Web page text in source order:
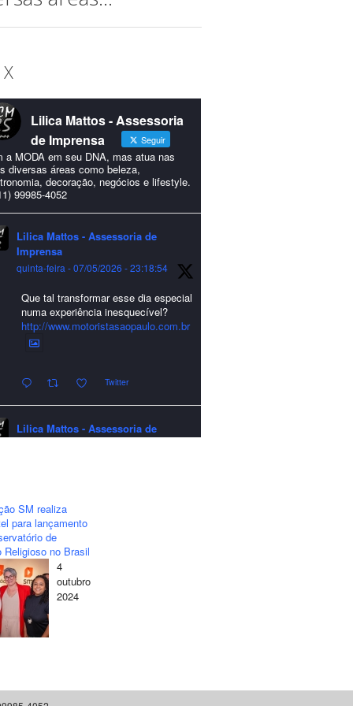
Lilica Mattos - Assessoria
de Imprensa
Seguir
a MODA em seu DNA, mas atua nas
diversas áreas como beleza,
decoração, negócios e lifestyle.
99985-4052
Lilica Mattos - Assessoria de
Imprensa
quinta-feira - 07/05/2026 - 23:18:54
Que tal transformar esse dia especial
numa experiência inesquecível?
http://www.motoristasaopaulo.com.br
Twitter
Lilica Mattos - Assessoria de
excelente Natal e um 2026 repleto de
conquistas e realizações para todos
clientes, jornalistas e amigos que
sempre nos acompanham!🎄✨🥂❤️
#lcmassessoria
#merrychristmas
#happynewyear
Lilica Mattos - Assessoria de
SM realiza
para lançamento
de
Religioso no Brasil
4
outubro
2024